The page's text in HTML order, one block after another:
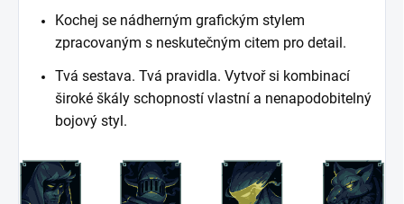
Kochej se nádherným grafickým stylem
zpracovaným s neskutečným citem pro detail.
Tvá sestava. Tvá pravidla. Vytvoř si kombinací
široké škály schopností vlastní a nenapodobitelný
bojový styl.